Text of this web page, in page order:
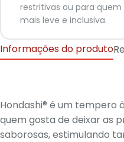
restritivas ou para
mais leve e inclusiva.
Informações do produto
Hondashi® é um tempero
quem gosta de deixar as
saborosas, estimulando